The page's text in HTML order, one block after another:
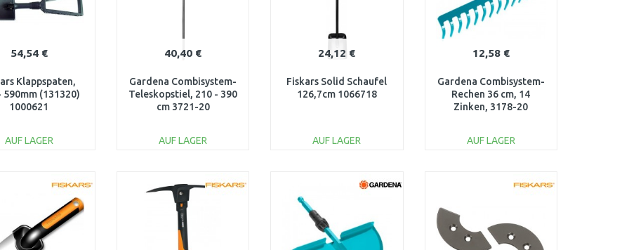
54,54 €
Klappspaten,
590mm (131320)
1000621
AUF LAGER
40,40 €
Gardena Combisystem-
Teleskopstiel, 210 - 390
cm 3721-20
AUF LAGER
Vergleichen
24,12 €
Fiskars Solid Schaufel
126,7cm 1066718
AUF LAGER
12,58 €
Gardena Combisystem-
Rechen 36 cm, 14
Zinken, 3178-20
AUF LAGER